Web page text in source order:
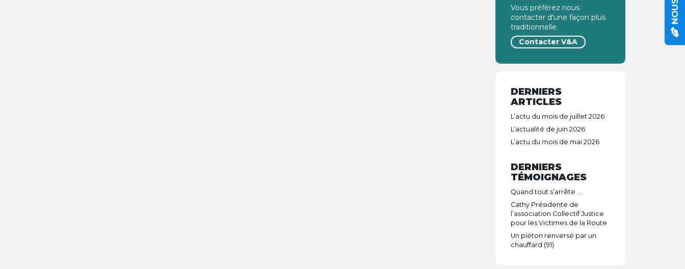
Vous préférez nous
contacter d'une façon plus
traditionnelle.
Contacter V&A
DERNIERS
ARTICLES
L’actu du mois de juillet 2026
L’actualité de juin 2026
L’actu du mois de mai 2026
DERNIERS
TÉMOIGNAGES
Quand tout s’arrête …
Cathy Présidente de
l’association Collectif Justice
pour les Victimes de la Route
Un piéton renversé par un
chauffard (91)